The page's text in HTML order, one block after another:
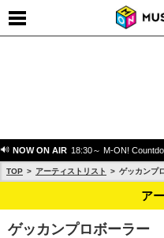
NOW ON AIR 18:30～ M-ON!
TOP アーティストリスト ゲッカンプ
ア
ゲッカンプロボーラー